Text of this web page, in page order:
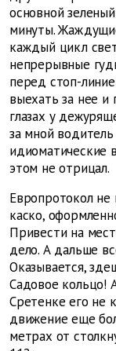
основной
минуты.
каждый цикл
непрерывные
перед стоп-
выехать за нее
глазах у
за мной водитель
идиоматические
этом не отрицал.
Европротокол не
каско,
Привести на
дело. А дальше
Оказывается,
Садовое кольцо!
Сретенке его не
движение еще
метрах от